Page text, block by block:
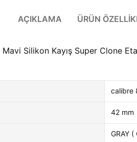
AÇIKLAMA ÜRÜN
Silikon Kayış Super Clone
calibre
42 mm
GRAY (